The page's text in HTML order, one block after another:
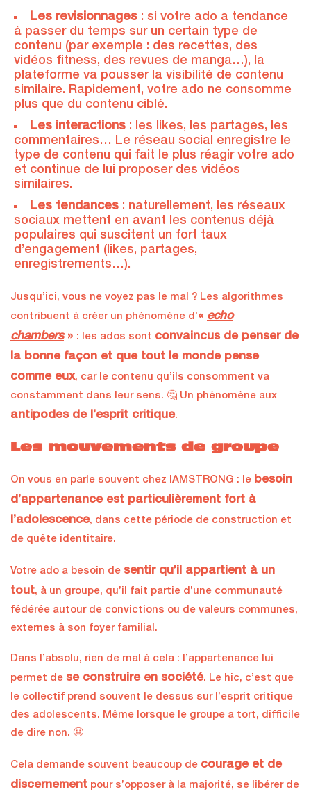
Les revisionnages : si votre ado a tendance
à passer du temps sur un certain type de
contenu (par exemple : des recettes, des
vidéos fitness, des revues de manga…), la
plateforme va pousser la visibilité de contenu
similaire. Rapidement, votre ado ne consomme
plus que du contenu ciblé.
Les interactions : les likes, les partages, les
commentaires… Le réseau social enregistre le
type de contenu qui fait le plus réagir votre ado
et continue de lui proposer des vidéos
similaires.
Les tendances : naturellement, les réseaux
sociaux mettent en avant les contenus déjà
populaires qui suscitent un fort taux
d’engagement (likes, partages,
enregistrements…).
Jusqu’ici, vous ne voyez pas le mal ? Les algorithmes
contribuent à créer un phénomène d’« echo
chambers» : les ados sont convaincus de penser de
la bonne façon et que tout le monde pense
comme eux, car le contenu qu’ils consomment va
constamment dans leur sens. 🤔 Un phénomène aux
antipodes de l’esprit critique.
Les mouvements de groupe
On vous en parle souvent chez IAMSTRONG : le besoin
d’appartenance est particulièrement fort à
l’adolescence, dans cette période de construction et
de quête identitaire.
Votre ado a besoin de sentir qu’il appartient à un
tout, à un groupe, qu’il fait partie d’une communauté
fédérée autour de convictions ou de valeurs communes,
externes à son foyer familial.
Dans l’absolu, rien de mal à cela : l’appartenance lui
permet de se construire en société. Le hic, c’est que
le collectif prend souvent le dessus sur l’esprit critique
des adolescents. Même lorsque le groupe a tort, difficile
de dire non. 😬
Cela demande souvent beaucoup de courage et de
discernement pour s’opposer à la majorité, se libérer de